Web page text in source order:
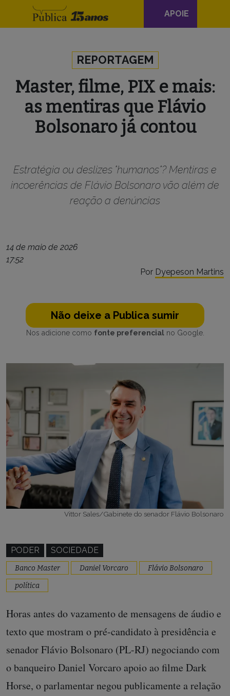
Navegação
principal
APOIE
REPORTAGEM
Master, filme, PIX e mais:
as mentiras que Flávio
Bolsonaro já contou
Estratégia ou deslizes "humanos"? Mentiras e
incoerências de Flávio Bolsonaro vão além de
reação a denúncias
14 de maio de 2026
17:52
Por Dyepeson Martins
Não deixe a Publica sumir
Nos adicione como fonte preferencialno Google.
Vittor Sales/Gabinete do senador Flávio Bolsonaro
PODER SOCIEDADE
Banco Master Daniel Vorcaro
Flávio Bolsonaro
política
Horas antes do vazamento de mensagens de áudio e
texto que mostram o pré-candidato à presidência e
senador Flávio Bolsonaro (PL-RJ) negociando com
o banqueiro Daniel Vorcaro apoio ao filme Dark
Horse, o parlamentar negou publicamente a relação